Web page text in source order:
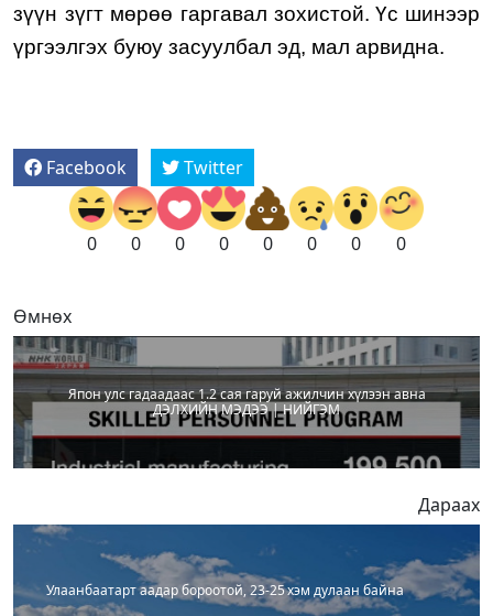
зүүн зүгтмөрөө гаргавал зохистой. Үс шинээр
үргээлгэх буюу засуулбал эд, мал арвидна.
Facebook Twitter
0 0 0 0 0 0 0 0
Өмнөх
Япон улс гадаадаас 1.2 сая гаруй ажилчин хүлээн авна
ДЭЛХИЙН МЭДЭЭ | НИЙГЭМ
Дараах
Улаанбаатарт аадар бороотой, 23-25 хэм дулаан байна